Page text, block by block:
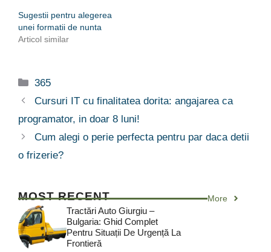
Sugestii pentru alegerea
unei formatii de nunta
Articol similar
Categorii
365
Cursuri IT cu finalitatea dorita: angajarea ca
programator, in doar 8 luni!
Cum alegi o perie perfecta pentru par daca detii
o frizerie?
MOST RECENT More
Tractări Auto Giurgiu –
Bulgaria: Ghid Complet
Pentru Situații De Urgență La
Frontieră